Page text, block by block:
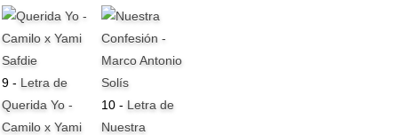
9 - Letra de
Querida Yo -
Camilo x Yami
10 - Letra de
Nuestra